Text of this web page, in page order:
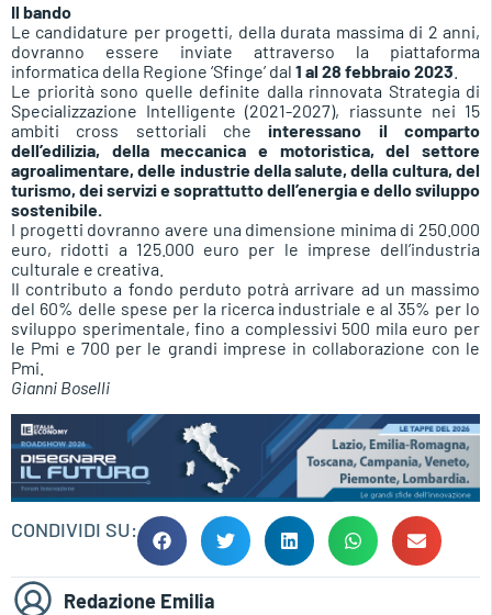
Il bando
Le candidature per progetti, della durata massima di 2 anni,
dovranno essere inviate attraverso la piattaforma
informatica della Regione ‘Sfinge’ dal 1 al 28 febbraio 2023
Le priorità sono quelle definite dalla rinnovata Strategia di
Specializzazione Intelligente (2021-2027), riassunte nei 15
ambiti cross settoriali cheinteressano il comparto
dell’edilizia, della meccanica e motoristica, del settore
agroalimentare, delle industrie della salute, della cultura, del
turismo, dei servizi e soprattutto dell’energia e dello sviluppo
sostenibile.
I progetti dovranno avere una dimensione minima di 250.000
euro, ridotti a 125.000 euro per le imprese dell’industria
culturale e creativa.
Il contributo a fondo perduto potrà arrivare ad un massimo
del 60% delle spese per la ricerca industriale e al 35% per lo
sviluppo sperimentale, fino a complessivi 500 mila euro per
le Pmi e 700 per le grandi imprese in collaborazione con le
Pmi.
Gianni Boselli
CONDIVIDI SU:
Redazione Emilia